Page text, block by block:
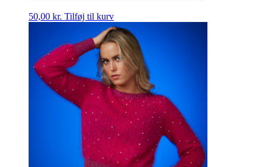
50,00 kr. Tilføj til kurv